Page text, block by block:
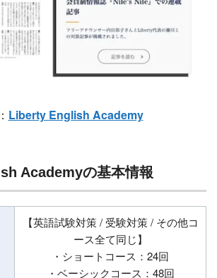
Liberty English Academy
Academyの基本情報
【英語試験対策 / 受験対策 / その他コ
ース全て同じ】
・ショートコース：24回
・ベーシックコース：48回